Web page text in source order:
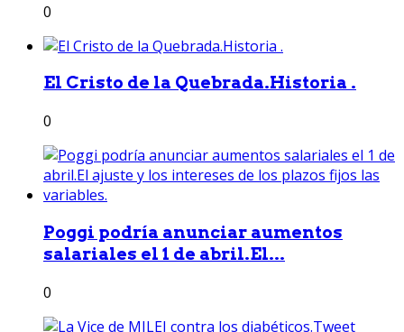
0
El Cristo de la Quebrada.Historia .
0
Poggi podría anunciar aumentos
salariales el 1 de abril.El...
0